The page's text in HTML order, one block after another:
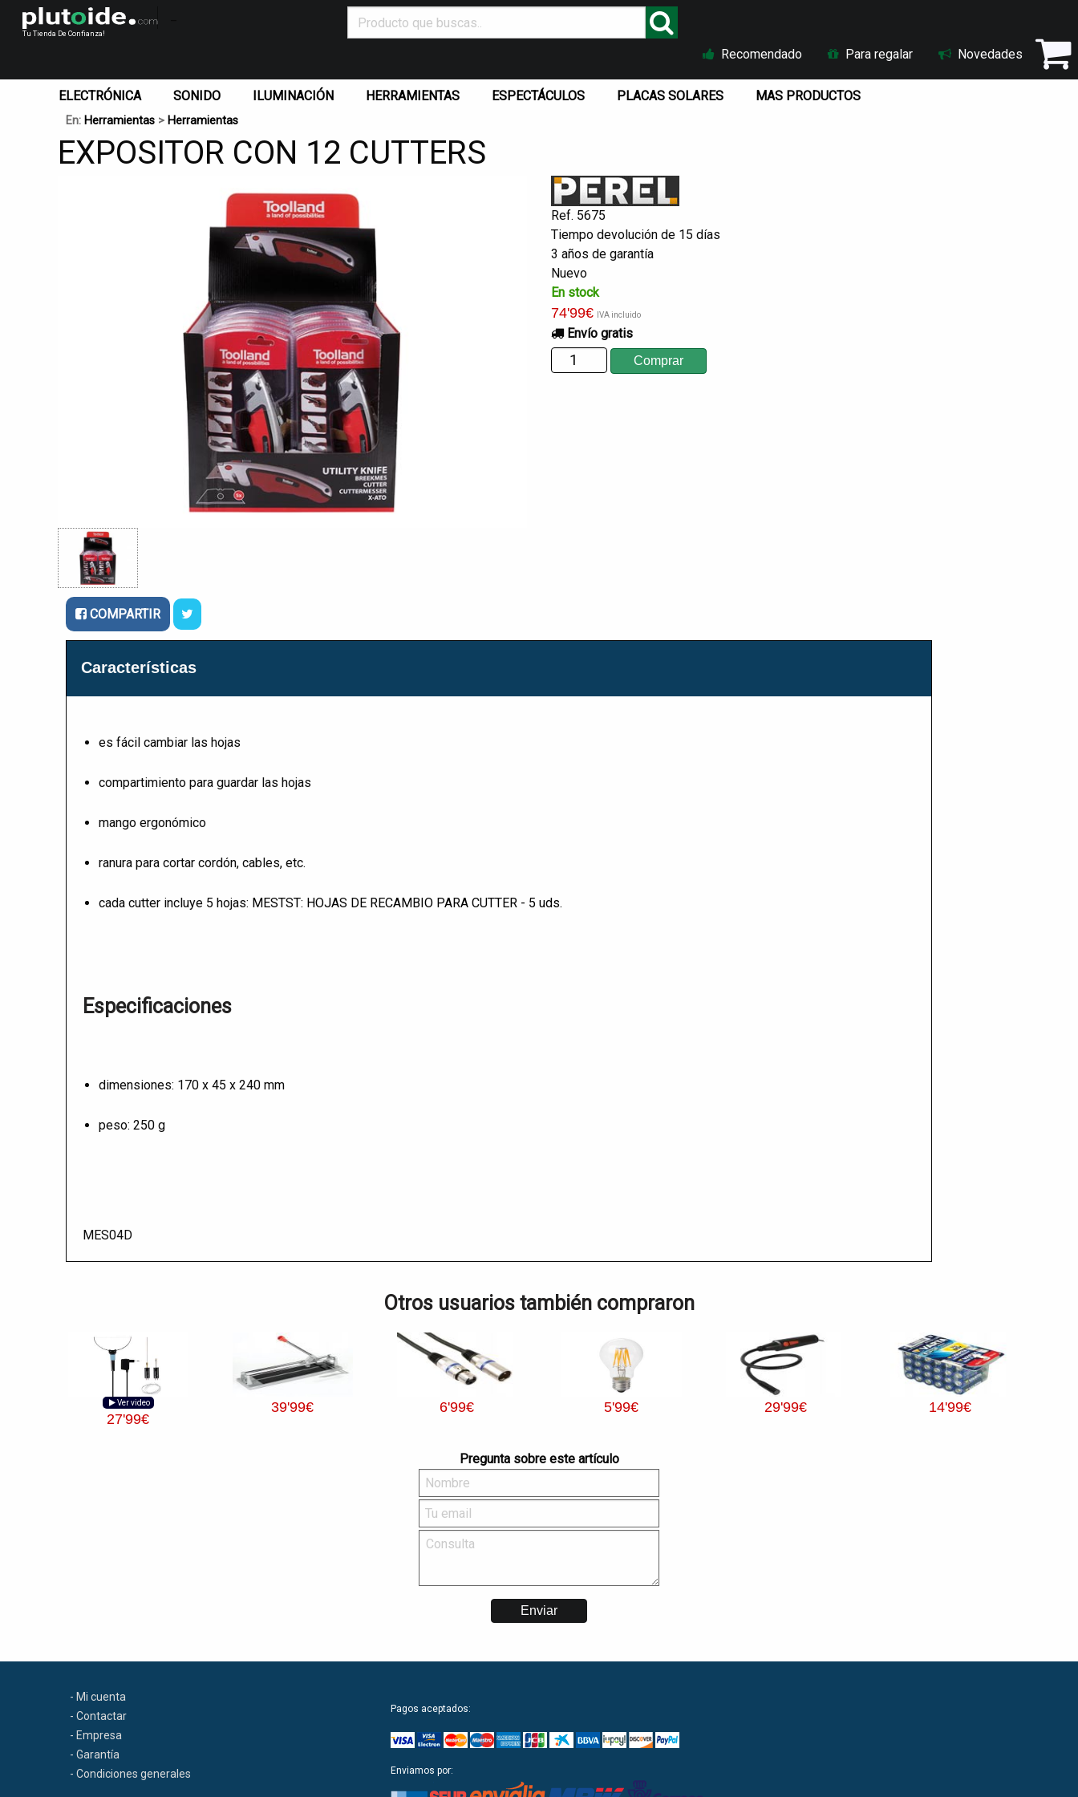
Tu Tienda De Confianza!
Recomendado Para regalar Novedades
ELECTRÓNICA SONIDO ILUMINACIÓN HERRAMIENTAS ESPECTÁCULOS PLACAS SOLARES MAS PRODUCTOS
En: Herramientas > Herramientas
EXPOSITOR CON 12 CUTTERS
Ref. 5675
Tiempo devolución de 15 días
3 años de garantía
Nuevo
En stock
74'99€ IVA incluido
Envío gratis
COMPARTIR
Características
es fácil cambiar las hojas
compartimiento para guardar las hojas
mango ergonómico
ranura para cortar cordón, cables, etc.
cada cutter incluye 5 hojas: MESTST: HOJAS DE RECAMBIO PARA CUTTER - 5 uds.
Especificaciones
dimensiones: 170 x 45 x 240 mm
peso: 250 g
MES04D
Otros usuarios también compraron
Ver video
27'99€
39'99€ 6'99€ 5'99€ 29'99€ 14'99€
Pregunta sobre este artículo
- Mi cuenta
- Contactar
- Empresa
- Garantía
- Condiciones generales
Pagos aceptados:
Enviamos por: